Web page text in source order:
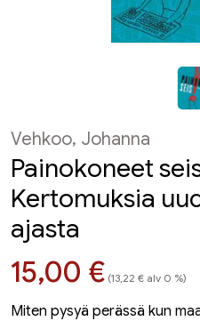
Vehkoo, Johanna
Painokoneet
Kertomuksia
ajasta
Hinta nyt
15,00 € (13,22 € alv 0 %)
Miten pysyä perässä kun